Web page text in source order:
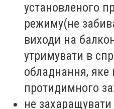
установленого
режиму(не
виходи на
утримувати в
обладнання, яке
протидимного
не захаращувати